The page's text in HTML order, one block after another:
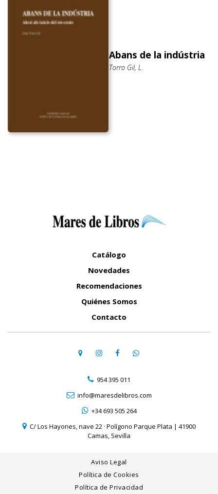
Abans de la indústria
Torro Gil, L.
Catálogo
Novedades
Recomendaciones
Quiénes Somos
Contacto
954 395 011
info@maresdelibros.com
+34 693 505 264
C/ Los Hayones, nave 22 · Polígono Parque Plata | 41900
Camas, Sevilla
Aviso Legal
Política de Cookies
Política de Privacidad